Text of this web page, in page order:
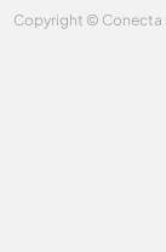
Copyright © Conecta